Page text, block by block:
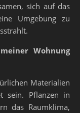
sich auf das
Umgebung zu
Wohnung
Materialien
sein. Pflanzen in
das Raumklima,